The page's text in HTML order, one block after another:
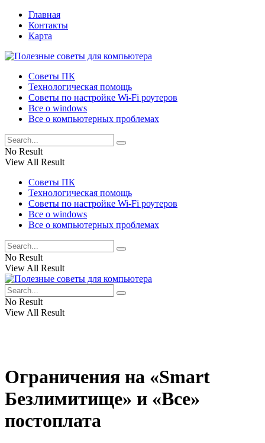
Главная
Контакты
Карта
Советы ПК
Технологическая помощь
Советы по настройке Wi-Fi роутеров
Все о windows
Все о компьютерных проблемах
No Result
View All Result
Советы ПК
Технологическая помощь
Советы по настройке Wi-Fi роутеров
Все о windows
Все о компьютерных проблемах
No Result
View All Result
No Result
View All Result
Ограничения на «Smart
Безлимитище» и «Все»
постоплата